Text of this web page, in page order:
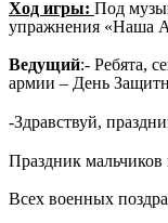
Ход игры: Под
упражнения «Наша
Ведущий:- Ребята,
армии – День
-Здравствуй,
Праздник мальчиков
Всех военных